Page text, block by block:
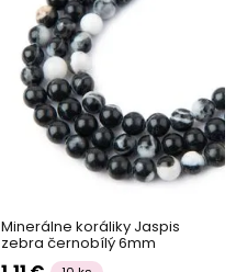
Minerálne koráliky Jaspis
zebra černobílý 6mm